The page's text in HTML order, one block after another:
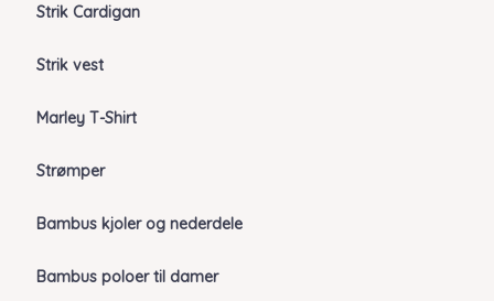
Strik Cardigan
Strik vest
Marley T-Shirt
Strømper
Bambus kjoler og nederdele
Bambus poloer til damer